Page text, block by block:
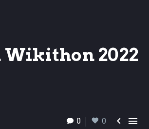
2022
0 0  